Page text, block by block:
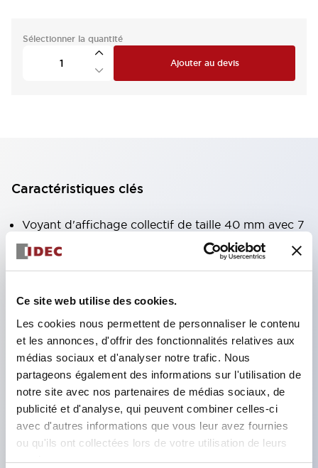
Ce site web utilise des cookies.
Les cookies nous permettent de personnaliser le contenu
et les annonces, d'offrir des fonctionnalités relatives aux
médias sociaux et d'analyser notre trafic. Nous
partageons également des informations sur l'utilisation de
notre site avec nos partenaires de médias sociaux, de
publicité et d'analyse, qui peuvent combiner celles-ci
avec d'autres informations que vous leur avez fournies
ou qu'ils ont collectées lors de votre utilisation de leurs
services.
Sélectionner la quantité
Ajouter au devis
Caractéristiques clés
Voyant d'affichage collectif de taille 40 mm avec 7
types de surfaces lumineuses au choix.
Équipé d'une fenêtre variable pour une meilleure
surface ultra-haute intensité.
Réduction du temps de câblage grâce à la
structure à bornes SS, intégration du couvercle de
borne et du corps, et structure anti-chute des vis.
Adoption d'un support de liaison avec couvercle,
éliminant le besoin d'un couvercle de protection
contre les chocs électriques. (Lors de l'utilisation